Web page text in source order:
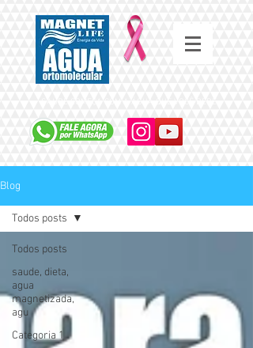
Blog
Todos posts
saude, dieta,
agua
magnetizada,
agu
Categoria 1
Todos posts